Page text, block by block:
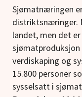
Sjømatnæringen
distriktsnæringer.
landet, men det
verdiskaping og
15.800 personer
sysselsatt i